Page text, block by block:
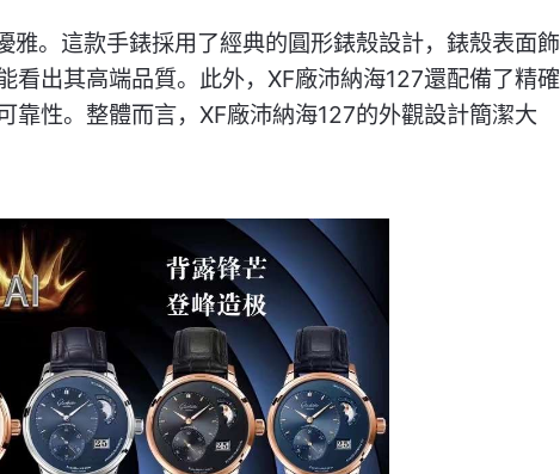
雅。這款手錶採用了經典的圓形錶殼設計，錶殼表面飾
看出其高端品質。此外，XF廠沛納海127還配備了精確
靠性。整體而言，XF廠沛納海127的外觀設計簡潔大